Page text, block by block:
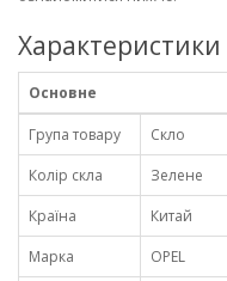
Характеристики
Основне
Група товару
Скло
Колір скла
Зелене
Країна
Китай
Марка
OPEL